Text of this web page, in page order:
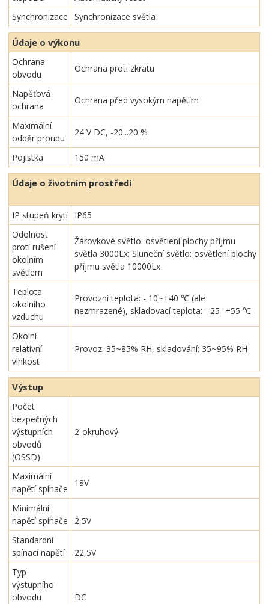
Synchronizace
Synchronizace světla
Údaje o výkonu
Ochrana
obvodu
Ochrana proti zkratu
Napěťová
ochrana
Ochrana před vysokým napětím
Maximální
odběr proudu
24 V DC, -20...20 %
Pojistka 150 mA
Údaje o životním prostředí
IP stupeň krytí
IP65
Odolnost
proti rušení
okolním
světlem
Žárovkové světlo: osvětlení plochy příjmu
světla 3000Lx; Sluneční světlo: osvětlení plochy
příjmu světla 10000Lx
Teplota
okolního
vzduchu
Provozní teplota: - 10~+40 ℃ (ale
nezmrazené), skladovací teplota: - 25 -+55 ℃
Okolní
relativní
vlhkost
Provoz: 35~85% RH, skladování: 35~95% RH
Výstup
Počet
bezpečných
výstupních
obvodů
(OSSD)
2-okruhový
Maximální
napětí spínače
18V
Minimální
napětí spínače
2,5V
Standardní
spínací napětí
22,5V
Typ
výstupního
obvodu
DC